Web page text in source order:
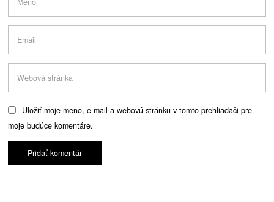
Uložiť moje meno, e-mail a webovú stránku v tomto prehliadači pre
moje budúce komentáre.